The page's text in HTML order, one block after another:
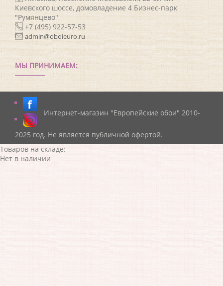
Киевского шоссе, домовладение 4 Бизнес-парк
"Румянцево"
+7 (495) 922-57-53
admin@oboieuro.ru
МЫ ПРИНИМАЕМ:
Интернет-магазин "Европейские обои" 2010-
2025 год. Не является публичной офертой.
Товаров на складе:
Нет в наличии